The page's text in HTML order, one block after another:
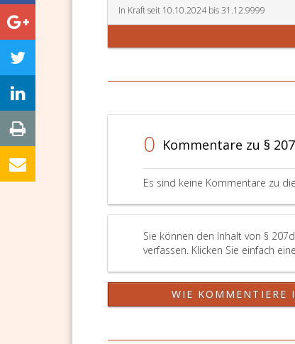
In Kraft seit 10.10.2024 bis 31.12.9999
0 Kommentare zu §
Es sind keine Kommentare zu
Sie können den Inhalt von §
verfassen. Klicken Sie einfach
WIE KOMMENTIERE